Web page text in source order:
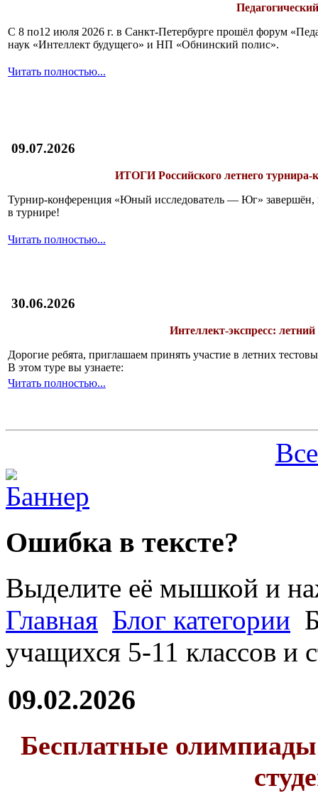
С 8 по12 июля 2026 г. в Санкт-Петербурге прошёл форум
наук «Интеллект будущего» и НП «Обнинский полис».
Читать полностью...
09.07.2026
ИТОГИРоссийского летнего
Турнир-конференция «Юный исследователь — Юг» завершён,
в турнире!
Читать полностью...
30.06.2026
Интеллект-экспресс: летний
Дорогие ребята, приглашаем принять участие в летних
В этом туре вы узнаете:
Читать полностью...
Ошибка в тексте?
Выделите её мышкой и
Главная Блог категории
учащихся 5-11 классов и
09.02.2026
Бесплатные